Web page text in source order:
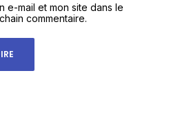
e-mail et mon site dans le
commentaire.